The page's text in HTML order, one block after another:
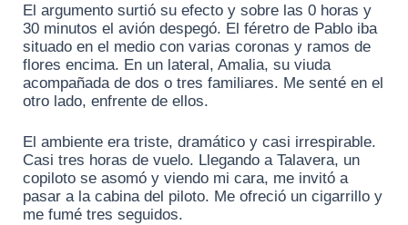
El argumento surtió su efecto y sobre las 0 horas y
30 minutos el avión despegó. El féretro de Pablo iba
situado en el medio con varias coronas y ramos de
flores encima. En un lateral, Amalia, su viuda
acompañada de dos o tres familiares. Me senté en el
otro lado, enfrente de ellos.
El ambiente era triste, dramático y casi irrespirable.
Casi tres horas de vuelo. Llegando a Talavera, un
copiloto se asomó y viendo mi cara, me invitó a
pasar a la cabina del piloto. Me ofreció un cigarrillo y
me fumé tres seguidos.